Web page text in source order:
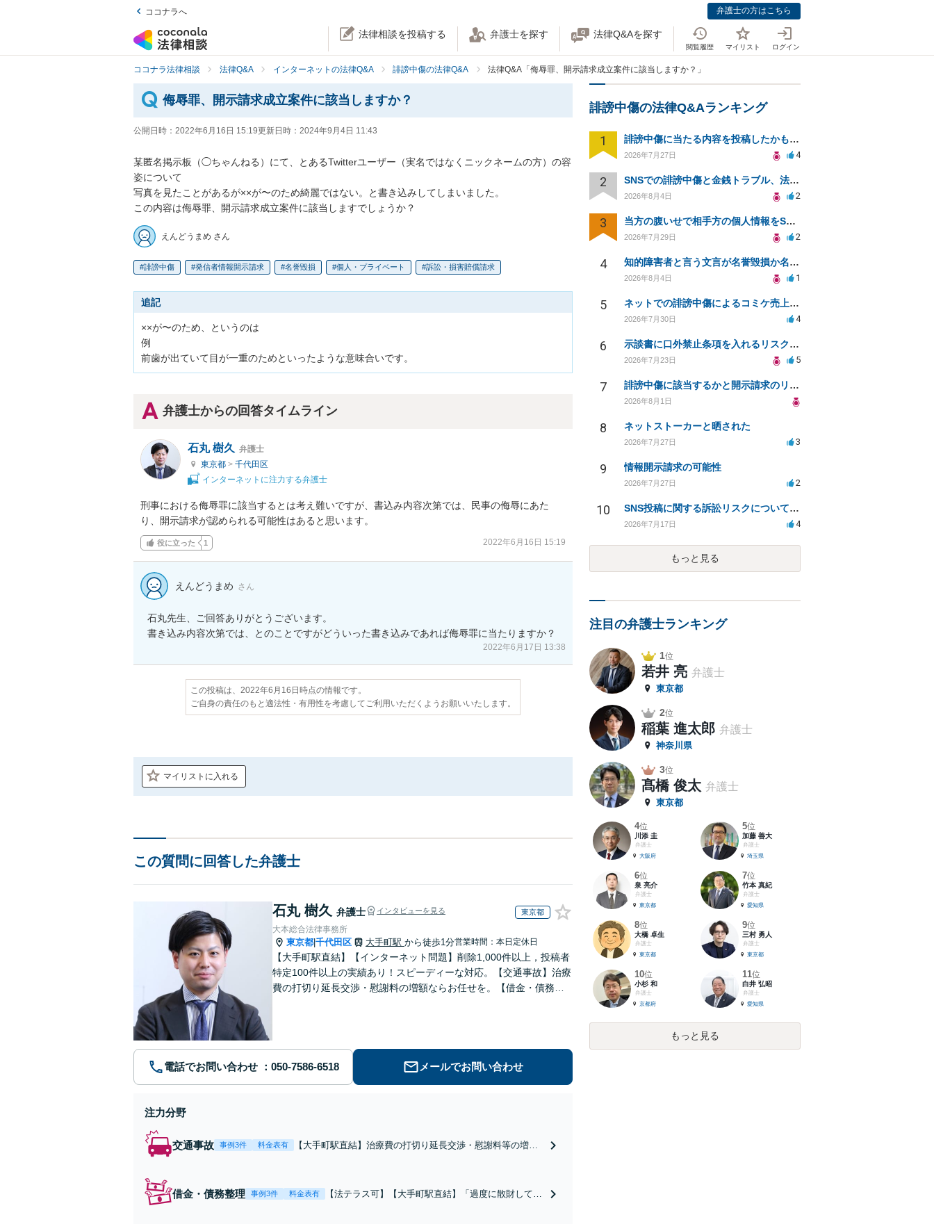
ココナラへ 弁護士の方はこちら
法律相談を投稿する 弁護士を探す 法律Q&Aを探す
閲覧履歴 マイリスト ログイン
ココナラ法律相談 法律Q&A インターネットの法律Q&A 誹謗中傷の法律Q&A 法律Q&A「侮辱罪、開示請求成立案件に該当しますか？」
侮辱罪、開示請求成立案件に該当しますか？
公開日時： 2022年6月16日 15:19更新日時： 2024年9月4日 11:43
某匿名掲示板（◯ちゃんねる）にて、とあるTwitterユーザー（実名ではなくニックネームの方）の容
姿について
写真を見たことがあるが××が〜のため綺麗ではない。と書き込みしてしまいました。
この内容は侮辱罪、開示請求成立案件に該当しますでしょうか？
えんどうまめ さん
誹謗中傷 発信者情報開示請求 名誉毀損 個人・プライベート 訴訟・損害賠償請求
追記
××が〜のため、というのは
例
前歯が出ていて目が一重のためといったような意味合いです。
弁護士からの回答タイムライン
石丸 樹久 弁護士
東京都 > 千代田区
インターネットに注力する弁護士
刑事における侮辱罪に該当するとは考え難いですが、書込み内容次第では、民事の侮辱にあた
り、開示請求が認められる可能性はあると思います。
役に立った 1 2022年6月16日 15:19
えんどうまめ さん
石丸先生、ご回答ありがとうございます。
書き込み内容次第では、とのことですがどういった書き込みであれば侮辱罪に当たりますか？
2022年6月17日 13:38
この投稿は、2022年6月16日時点の情報です。
ご自身の責任のもと適法性・有用性を考慮してご利用いただくようお願いいたします。
マイリストに入れる
この質問に回答した弁護士
石丸 樹久 弁護士 インタビューを見る 東京都
大本総合法律事務所
東京都 千代田区 大手町駅 から徒歩1分営業時間：本日定休日
【大手町駅直結】【インターネット問題】削除1,000件以上，投稿者
特定100件以上の実績あり！スピーディーな対応。【交通事故】治療
費の打切り延長交渉・慰謝料の増額ならお任せを。【借金・債務整
電話でお問い合わせ メールでお問い合わせ
注力分野
交通事故 事例3件 料金表有
【大手町駅直結】治療費の打切り延長交渉・慰謝料等の増額
面談無料】【弁護士特約利用可】【ビデオ面談可】
借金・債務整理 事例3件 料金表有
【法テラス可】【大手町駅直結】「過度に散財してし
誹謗中傷の法律Q&Aランキング
1 誹謗中傷に当たる内容を投稿したかもしれない。開示請求や民事刑事裁判に発展しうるのか教えて欲しい。
2026年7月27日 4
2 SNSでの誹謗中傷と金銭トラブル、法的対応の相談
2026年8月4日 2
3 当方の腹いせで相手方の個人情報をSNSで晒してしまい名誉毀損させてしまったかもしれない
2026年7月29日 2
4 知的障害者と言う文言が名誉毀損か名誉感情の侵害になるか教えてほしい。
2026年8月4日 1
5 ネットでの誹謗中傷によるコミケ売上減少、損害賠償は可能か？
2026年7月30日 4
6 示談書に口外禁止条項を入れるリスクはありますか？
2026年7月23日 5
7 誹謗中傷に該当するかと開示請求のリスクを知りたい
2026年8月1日
8 ネットストーカーと晒された
2026年7月27日 3
9 情報開示請求の可能性
2026年7月27日 2
10 SNS投稿に関する訴訟リスクについての相談
2026年7月17日 4
もっと見る
注目の弁護士ランキング
1位
若井 亮 弁護士
東京都
2位
稲葉 進太郎 弁護士
神奈川県
3位
髙橋 俊太 弁護士
東京都
4位
川添 圭
弁護士
大阪府
5位
加藤 善大
弁護士
埼玉県
6位
泉 亮介
弁護士
東京都
7位
竹本 真紀
弁護士
愛知県
8位
大橋 卓生
弁護士
東京都
9位
三村 勇人
弁護士
東京都
10位
小杉 和
弁護士
京都府
11位
白井 弘昭
弁護士
愛知県
もっと見る